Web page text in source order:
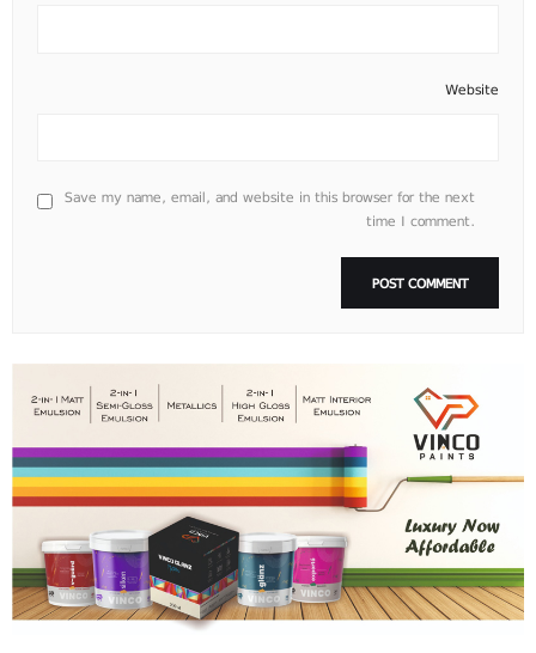
Website
Save my name, email, and website in this browser for the next
time I comment.